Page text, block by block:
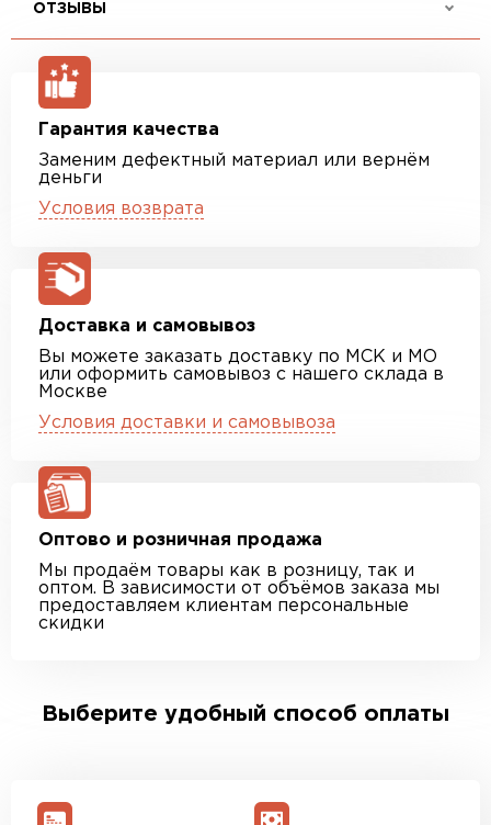
ОТЗЫВЫ
Гарантия качества
Заменим дефектный материал или вернём
деньги
Условия возврата
Доставка и самовывоз
Вы можете заказать доставку по МСК и МО
или оформить самовывоз с нашего склада в
Москве
Условия доставки и самовывоза
Оптово и розничная продажа
Мы продаём товары как в розницу, так и
оптом. В зависимости от объёмов заказа мы
предоставляем клиентам персональные
скидки
Выберите удобный способ оплаты